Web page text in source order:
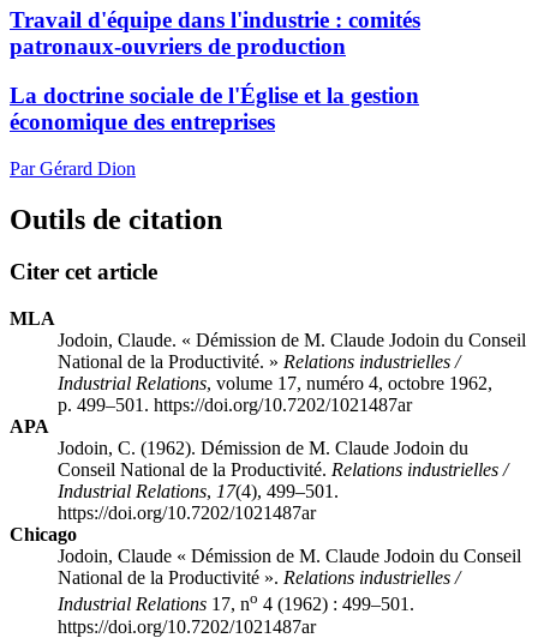
Travail d'équipe dans l'industrie : comités
patronaux-ouvriers de production
La doctrine sociale de l'Église et la gestion
économique des entreprises
Par Gérard Dion
Outils de citation
Citer cet article
MLA
Jodoin, Claude. « Démission de M. Claude Jodoin du Conseil
National de la Productivité. » Relations industrielles /
Industrial Relations, volume 17, numéro 4, octobre 1962,
p. 499–501. https://doi.org/10.7202/1021487ar
APA
Jodoin, C. (1962). Démission de M. Claude Jodoin du
Conseil National de la Productivité. Relations industrielles /
Industrial Relations, 17(4), 499–501.
https://doi.org/10.7202/1021487ar
Chicago
Jodoin, Claude « Démission de M. Claude Jodoin du Conseil
National de la Productivité ». Relations industrielles /
Industrial Relations 17, no 4 (1962) : 499–501.
https://doi.org/10.7202/1021487ar